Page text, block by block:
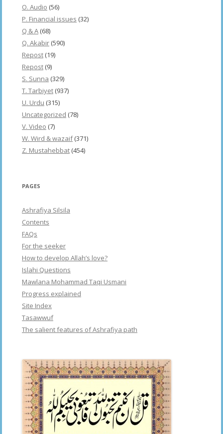
O. Audio (56)
P. Financial issues (32)
Q & A (68)
Q. Akabir (590)
Repost (19)
Repost (9)
S. Sunna (329)
T. Tarbiyet (937)
U. Urdu (315)
Uncategorized (78)
V. Video (7)
W. Wird & wazaif(371)
Z. Mustahebbat (454)
PAGES
Ashrafiya Silsila
Contents
FAQs
For the seeker
How to develop Allah’s love?
Islahi Questions
Mawlana Mohammad Taqi Usmani
Progress explained
Site Index
Tasawwuf
The salient features of Ashrafiya path